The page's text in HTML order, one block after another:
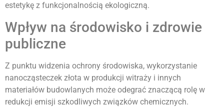
estetykę z funkcjonalnością ekologiczną.
Wpływ na środowisko i zdrowie
publiczne
Z punktu widzenia ochrony środowiska, wykorzystanie
nanocząsteczek złota w produkcji witraży i innych
materiałów budowlanych może odegrać znaczącą rolę w
redukcji emisji szkodliwych związków chemicznych.